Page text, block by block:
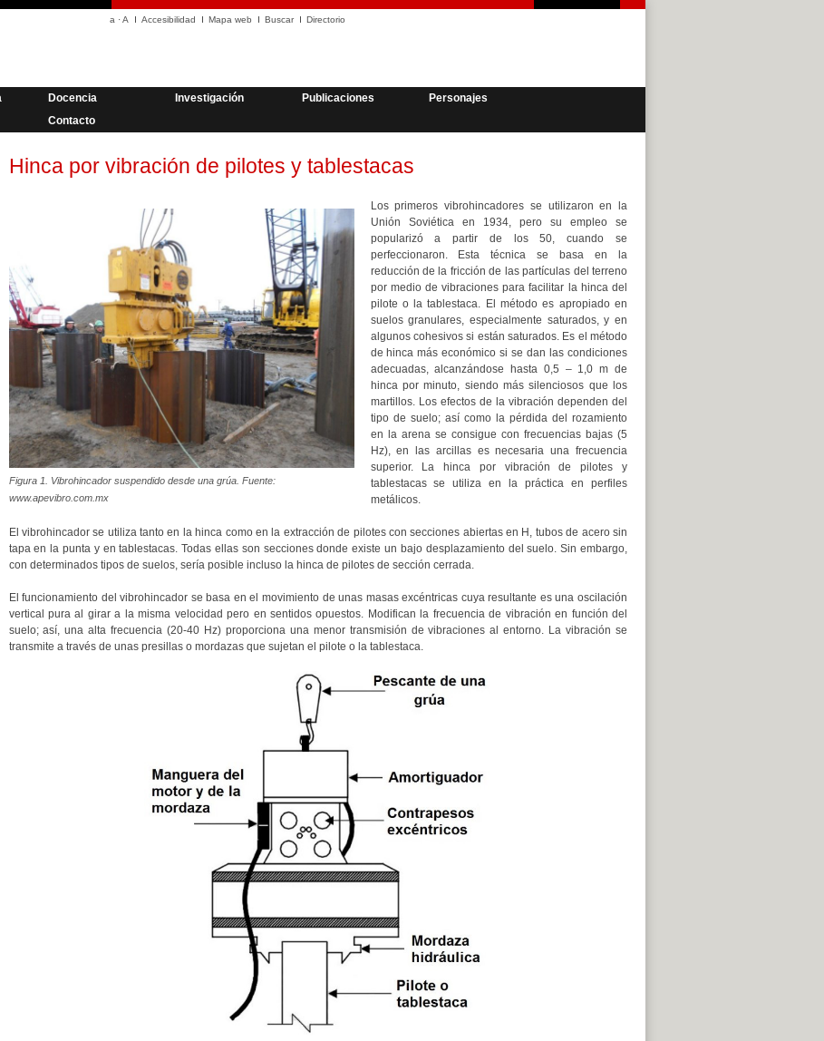
a ·A Accesibilidad Mapa web Buscar Directorio
Docencia Investigación Publicaciones
Personajes
Contacto
Hinca por vibración de pilotes y tablestacas
Figura 1. Vibrohincador suspendido desde una grúa. Fuente:
www.apevibro.com.mx
Los primeros vibrohincadores se utilizaron en la
Unión Soviética en 1934, pero su empleo se
popularizó a partir de los 50, cuando se
perfeccionaron. Esta técnica se basa en la
reducción de la fricción de las partículas del terreno
por medio de vibraciones para facilitar la hinca del
pilote o la tablestaca. El método es apropiado en
suelos granulares, especialmente saturados, y en
algunos cohesivos si están saturados. Es el método
de hinca más económico si se dan las condiciones
adecuadas, alcanzándose hasta 0,5 – 1,0 m de
hinca por minuto, siendo más silenciosos que los
martillos. Los efectos de la vibración dependen del
tipo de suelo; así como la pérdida del rozamiento
en la arena se consigue con frecuencias bajas (5
Hz), en las arcillas es necesaria una frecuencia
superior. La hinca por vibración de pilotes y
tablestacas se utiliza en la práctica en perfiles
metálicos.
El vibrohincador se utiliza tanto en la hinca como en la extracción de pilotes con secciones abiertas en H, tubos de acero sin
tapa en la punta y en tablestacas. Todas ellas son secciones donde existe un bajo desplazamiento del suelo. Sin embargo,
con determinados tipos de suelos, sería posible incluso la hinca de pilotes de sección cerrada.
El funcionamiento del vibrohincador se basa en el movimiento de unas masas excéntricas cuya resultante es una oscilación
vertical pura al girar a la misma velocidad pero en sentidos opuestos. Modifican la frecuencia de vibración en función del
suelo; así, una alta frecuencia (20-40 Hz) proporciona una menor transmisión de vibraciones al entorno. La vibración se
transmite a través de unas presillas o mordazas que sujetan el pilote o la tablestaca.